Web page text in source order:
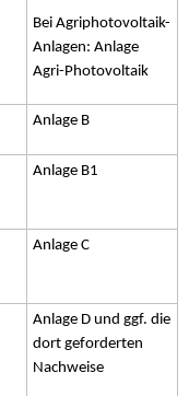
Bei Agriphotovoltaik-
Anlagen: Anlage
Agri-Photovoltaik
Anlage B
Anlage B1
Anlage C
Anlage D und ggf. die
dort geforderten
Nachweise